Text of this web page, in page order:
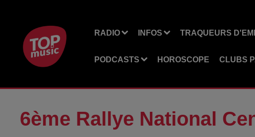
RADIO INFOS TRAQUEURS
PODCASTS HOROSCOPE CLUBS
6ème Rallye National